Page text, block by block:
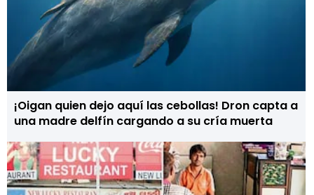
¡Oigan quien dejo aquí las cebollas! Dron capta a
una madre delfín cargando a su cría muerta